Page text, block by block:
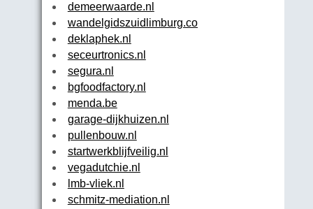
demeerwaarde.nl
wandelgidszuidlimburg.com
deklaphek.nl
seceurtronics.nl
segura.nl
bgfoodfactory.nl
menda.be
garage-dijkhuizen.nl
pullenbouw.nl
startwerkblijfveilig.nl
vegadutchie.nl
lmb-vliek.nl
schmitz-mediation.nl